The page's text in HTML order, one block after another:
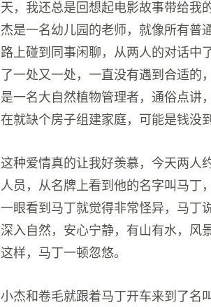
天，我还总是回想起电影故事带给我
杰是一名幼儿园的老师，就像所有普
路上碰到同事闲聊，从两人的对话中
了一处又一处，一直没有遇到合适
是一名大自然植物管理者，通俗点讲
在就缺个房子组建家庭，可能是钱没
这种爱情真的让我好羡慕，今天两人
人员，从名牌上看到他的名字叫马丁
一眼看到马丁就觉得非常怪异，马丁
深入自然，安心宁静，有山有水，风
这样，马丁一顿忽悠。
小杰和卷毛就跟着马丁开车来到了名